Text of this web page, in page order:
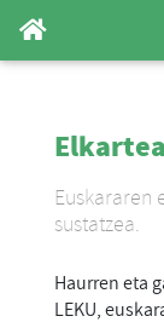
Euskararen
sustatzea.
Haurren eta
LEKU,